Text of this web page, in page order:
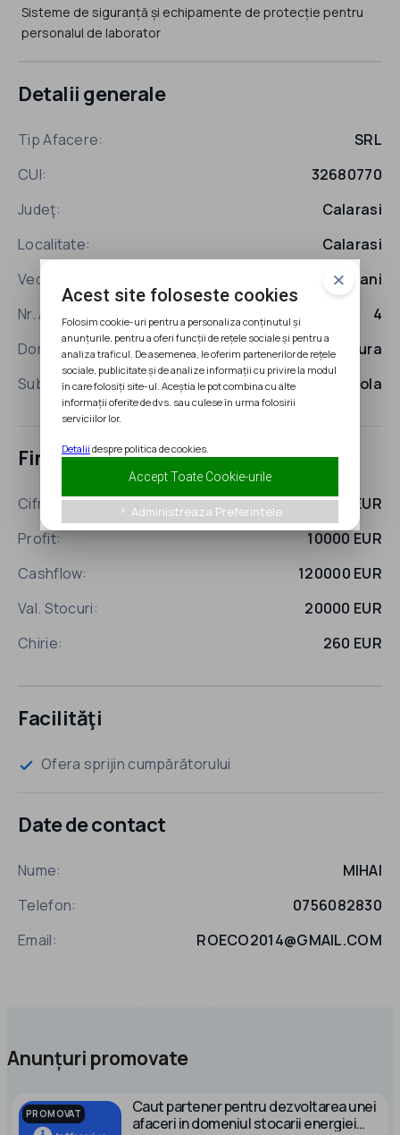
Sisteme de siguranță și echipamente de protecție pentru
personalul de laborator
Detalii generale
Tip Afacere:
SRL
CUI:
32680770
Judeţ:
Calarasi
Localitate:
Calarasi
Vechime:
2014 ani
Nr. Angajati:
4
Domeniu:
Agricultura
Subdomeniu:
Ferme Agricola
Financiar
Cifra de Afaceri:
80000 EUR
Profit:
10000 EUR
Cashflow:
120000 EUR
Val. Stocuri:
20000 EUR
Chirie:
260 EUR
Facilităţi
check Ofera sprijin cumpărătorului
Date de contact
Nume:
MIHAI
Telefon:
0756082830
Email:
ROECO2014@GMAIL.COM
Anunțuri promovate
PROMOVAT
Caut partener pentru dezvoltarea unei
afaceri in domeniul stocarii energiei
Acest site foloseste cookies
Folosim cookie-uri pentru a personaliza conținutul și
anunțurile, pentru a oferi funcții de rețele sociale și pentru a
analiza traficul. De asemenea, le oferim partenerilor de rețele
sociale, publicitate și de analize informații cu privire la modul
în care folosiți site-ul. Aceștia le pot combina cu alte
informații oferite de dvs. sau culese în urma folosirii
serviciilor lor.
Detalii despre politica de cookies.
Accept Toate Cookie-urile
keyboard_arrow_right Administreaza Preferintele